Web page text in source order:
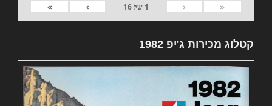
«
‹
1 של16
›
»
קטלוג מכירות ג'יפ 1982